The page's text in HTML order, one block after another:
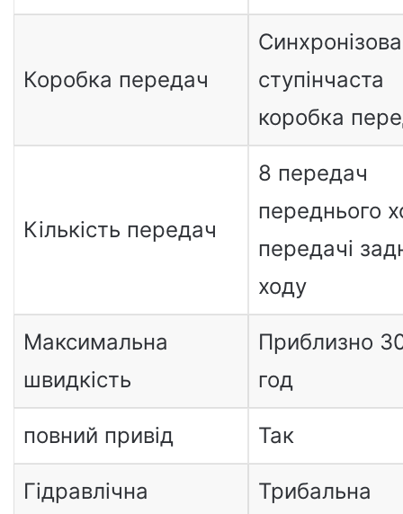
Коробка передач
ступінчаста
коробка
Кількість передач
8 передач
переднього
передачі
ходу
Максимальна
швидкість
Приблизно
год
повний привід Так
Гідравлічна
Трибальна